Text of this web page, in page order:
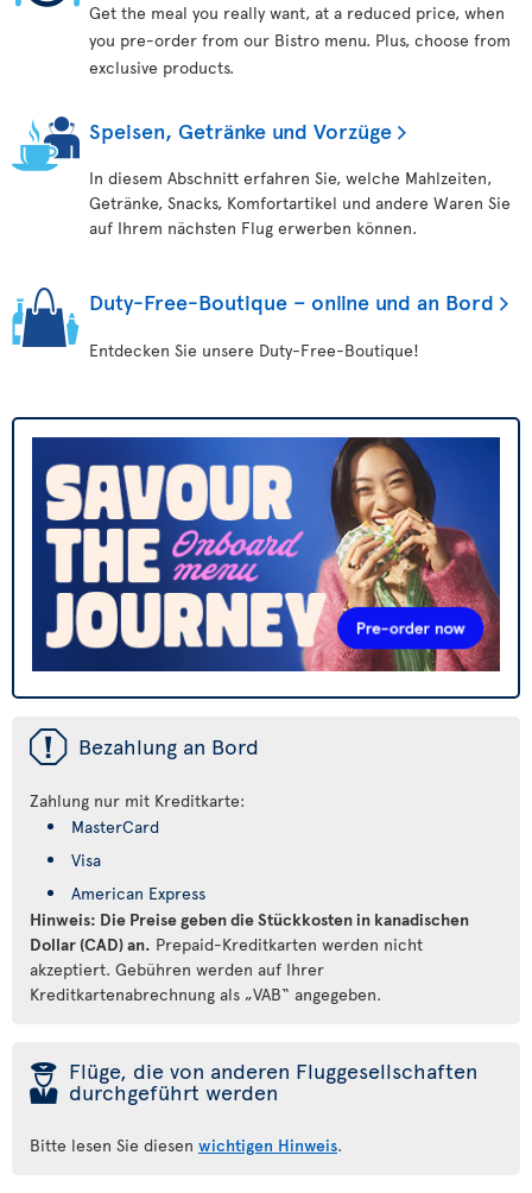
Get the meal you really want, at a reduced price, when
you pre-order from our Bistro menu. Plus, choose from
exclusive products.
Speisen, Getränke und Vorzüge
In diesem Abschnitt erfahren Sie, welche Mahlzeiten,
Getränke, Snacks, Komfortartikel und andere Waren Sie
auf Ihrem nächsten Flug erwerben können.
Duty-Free-Boutique – online und an Bord
Entdecken Sie unsere Duty-Free-Boutique!
ü Bezahlung an Bord
Zahlung nur mit Kreditkarte:
MasterCard
Visa
American Express
Hinweis: Die Preise geben die Stückkosten in kanadischen
Dollar (CAD) an. Prepaid-Kreditkarten werden nicht
akzeptiert. Gebühren werden auf Ihrer
Kreditkartenabrechnung als „VAB“ angegeben.
þ Flüge, die von anderen Fluggesellschaften
durchgeführt werden
Bitte lesen Sie diesen wichtigen Hinweis.